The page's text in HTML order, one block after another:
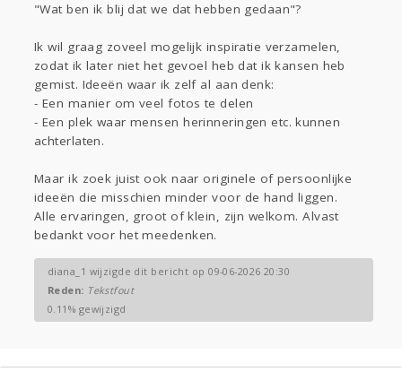
"Wat ben ik blij dat we dat hebben gedaan"?
Ik wil graag zoveel mogelijk inspiratie verzamelen,
zodat ik later niet het gevoel heb dat ik kansen heb
gemist. Ideeën waar ik zelf al aan denk:
- Een manier om veel fotos te delen
- Een plek waar mensen herinneringen etc. kunnen
achterlaten.
Maar ik zoek juist ook naar originele of persoonlijke
ideeën die misschien minder voor de hand liggen.
Alle ervaringen, groot of klein, zijn welkom. Alvast
bedankt voor het meedenken.
diana_1 wijzigde dit bericht op 09-06-2026 20:30
Reden: Tekstfout
0.11% gewijzigd